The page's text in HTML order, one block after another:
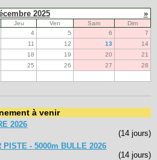
2025 »
Jeu Ven Sam
Dim
4 5 6
7
11 12 13
14
18 19 20
21
25 26 27
28
à venir
2026
(14 jours)
PISTE - 5000m BULLE 2026
(14 jours)